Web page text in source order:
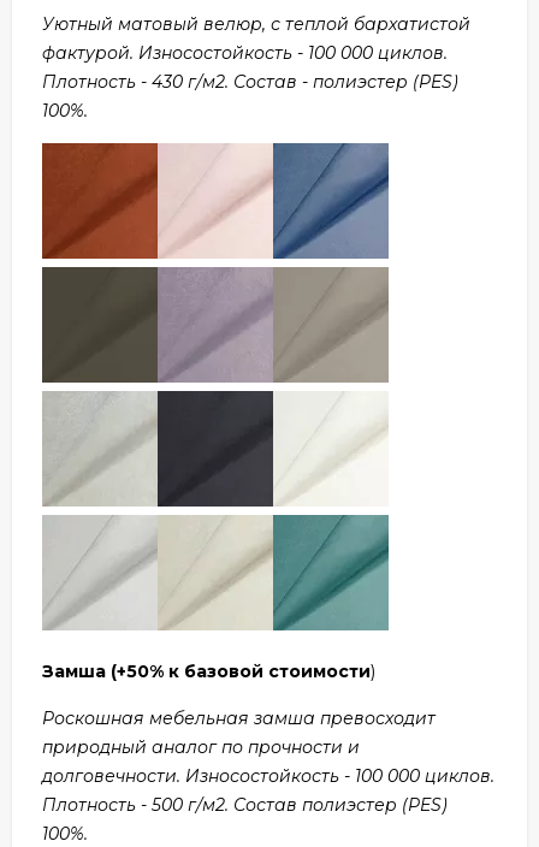
Уютный матовый велюр, с теплой бархатистой
фактурой. Износостойкость - 100 000 циклов.
Плотность - 430 г/м2. Состав - полиэстер (PES)
100%.
Замша (+50% к базовой стоимости)
Роскошная мебельная замша превосходит
природный аналог по прочности и
долговечности. Износостойкость - 100 000 циклов.
Плотность - 500 г/м2. Состав полиэстер (PES)
100%.